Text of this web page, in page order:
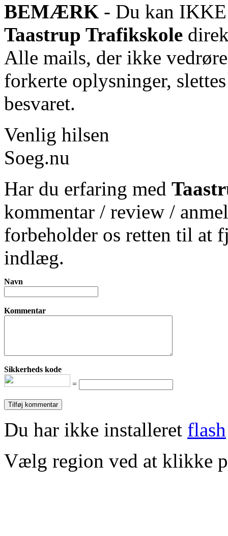
BEMÆRK - Du kan IKKE
Taastrup Trafikskole
Alle mails, der ikke
forkerte oplysninger,
besvaret.
Venlig hilsen
Soeg.nu
Har du erfaring med
kommentar / review /
forbeholder os retten til at
indlæg.
Navn
Kommentar
Sikkerheds kode
=
Du har ikke installeret flash
Vælg region ved at klikke